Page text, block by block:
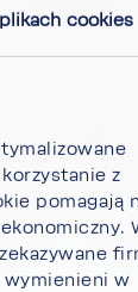
cookies
z
poma­gają
wymie­nieni w